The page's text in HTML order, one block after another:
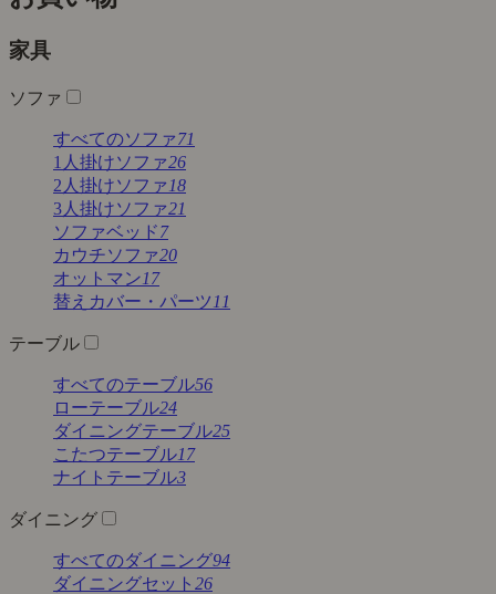
家具
ソファ
すべてのソファ71
1人掛けソファ26
2人掛けソファ 18
3人掛けソファ21
ソファベッド7
カウチソファ20
オットマン17
替えカバー・パーツ 11
テーブル
すべてのテーブル56
ローテーブル24
ダイニングテーブル25
こたつテーブル17
ナイトテーブル3
ダイニング
すべてのダイニング94
ダイニングセット 26